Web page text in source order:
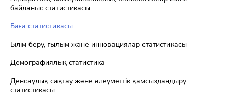
байланыс статистикасы
Баға статистикасы
Білім беру, ғылым және инновациялар статистикасы
Демографиялық статистика
Денсаулық сақтау және әлеуметтік қамсыздандыру
статистикасы